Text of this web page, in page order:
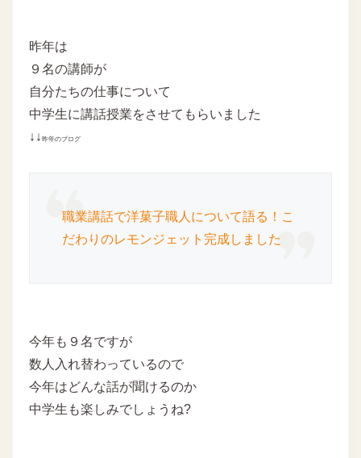
昨年は
９名の講師が
自分たちの仕事について
中学生に講話授業をさせてもらいました
↓↓ 昨年のブログ
職業講話で洋菓子職人について語る！こ
だわりのレモンジェット完成しました
今年も９名ですが
数人入れ替わっているので
今年はどんな話が聞けるのか
中学生も楽しみでしょうね?